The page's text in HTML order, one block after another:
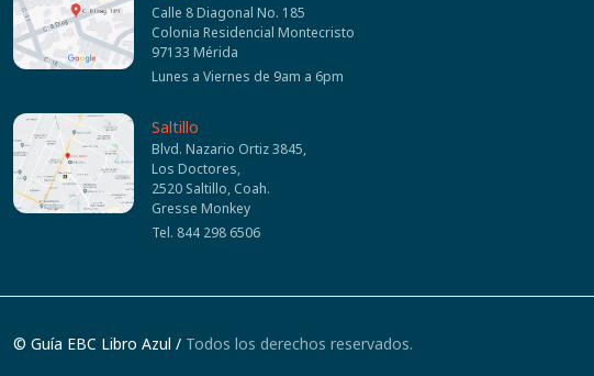
Calle 8 Diagonal No. 185
Colonia Residencial Montecristo
97133 Mérida
Lunes a Viernes de 9am a 6pm
Saltillo
Blvd. Nazario Ortiz 3845,
Los Doctores,
2520 Saltillo, Coah.
Gresse Monkey
Tel. 844 298 6506
© Guía EBC Libro Azul / Todos los derechos reservados.